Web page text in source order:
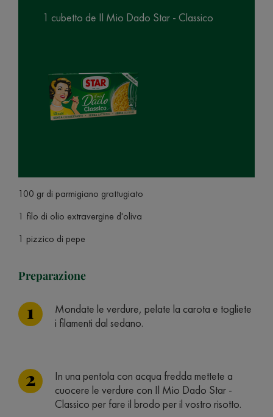
1 cubetto de Il Mio Dado Star - Classico
100 gr di parmigiano grattugiato
1 filo di olio extravergine d'oliva
1 pizzico di pepe
Preparazione
Mondate le verdure, pelate la carota e togliete
i filamenti dal sedano.
In una pentola con acqua fredda mettete a
cuocere le verdure con Il Mio Dado Star -
Classico per fare il brodo per il vostro risotto.